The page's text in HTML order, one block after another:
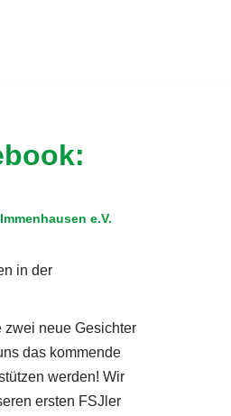
e.V.
in der
zwei neue Gesichter
das kommende
werden! Wir
ersten FSJler